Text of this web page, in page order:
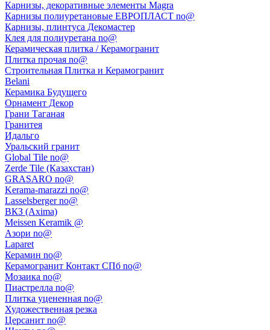
Карнизы, декоративные элементы Magra
Карнизы полиуретановые ЕВРОПЛАСТ no@
Карнизы, плинтуса Декомастер
Клея для полиуретана no@
Керамическая плитка / Керамогранит
Плитка прочая no@
Строительная Плитка и Керамогранит
Belani
Керамика Будущего
Орнамент Декор
Грани Таганая
Гранитея
Идальго
Уральский гранит
Global Tile no@
Zerde Tile (Казахстан)
GRASARO no@
Kerama-marazzi no@
Lasselsberger no@
ВКЗ (Axima)
Meissen Keramik @
Азори no@
Laparet
Керамин no@
Керамогранит Контакт СПб no@
Мозаика no@
Пиастрелла no@
Плитка уцененная no@
Художественная резка
Церсанит no@